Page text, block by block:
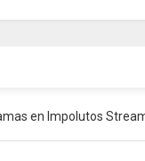
en Impolutos